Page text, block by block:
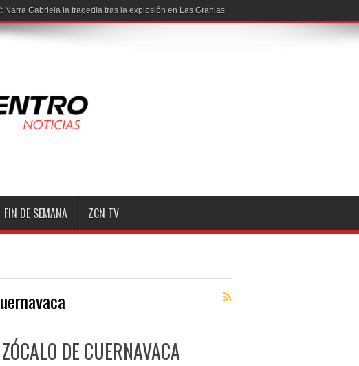
Narra Gabriela la tragedia tras la explosión en Las Granjas
FIN DE SEMANA ZCN TV
DE CUERNAVACA